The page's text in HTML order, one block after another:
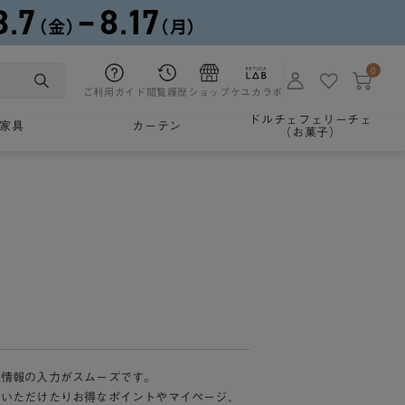
ご利用ガイド 閲覧履歴 ショップケユカラボ
0
家具 カーテン
ドルチェフェリーチェ
（お菓子）
報の入力がスムーズです。
ただけたりお得なポイントやマイページ、